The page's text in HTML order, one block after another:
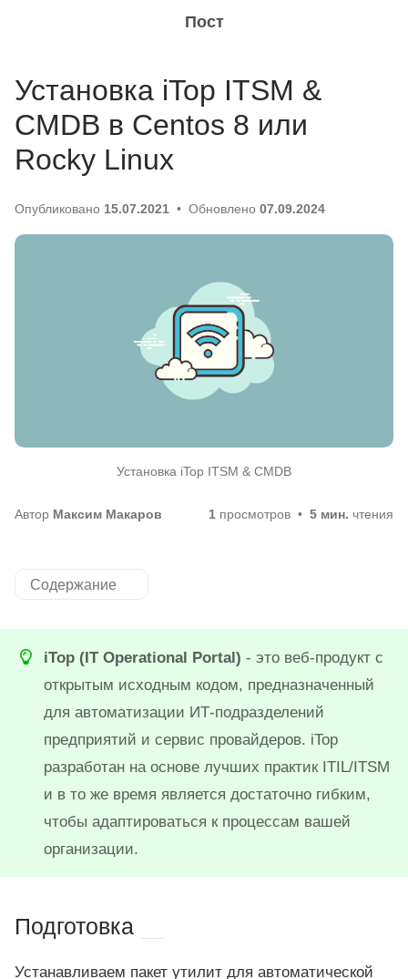
Пост
Установка iTop ITSM &
CMDB в Centos 8 или
Rocky Linux
Опубликовано 15.07.2021 Обновлено 07.09.2024
Установка iTop ITSM & CMDB
Автор Максим Макаров 1 просмотров 5 мин. чтения
Содержание
iTop (IT Operational Portal) - это веб-продукт с
открытым исходным кодом, предназначенный
для автоматизации ИТ-подразделений
предприятий и сервис провайдеров. iTop
разработан на основе лучших практик ITIL/ITSM
и в то же время является достаточно гибким,
чтобы адаптироваться к процессам вашей
организации.
Подготовка
Устанавливаем пакет утилит для автоматической